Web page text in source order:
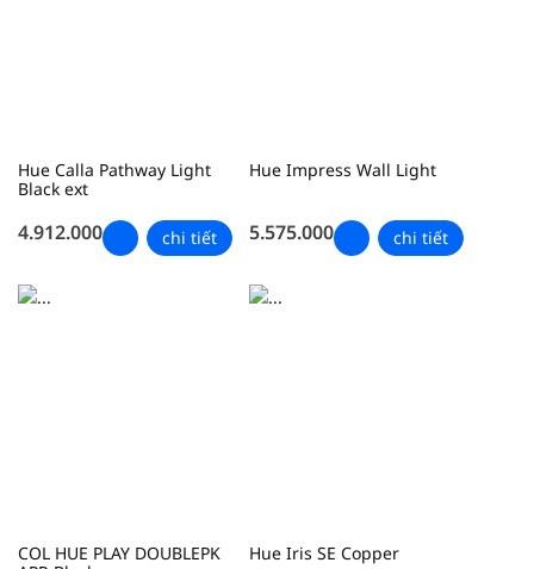
Hue Calla Pathway Light
Black ext
4.912.000 chi tiết
Hue Impress Wall Light
5.575.000 chi tiết
COL HUE PLAY DOUBLEPK
Hue Iris SE Copper